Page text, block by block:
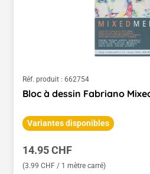
Réf. produit : 662754
Bloc à dessin Fabriano
Variantes disponibles
Prix régulier :
14.95 CHF
(3.99 CHF / 1 mètre carré)